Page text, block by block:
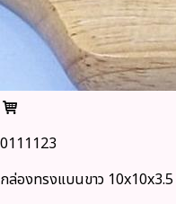
0111123
กล่องทรงแบนขาว 10x10x3.5